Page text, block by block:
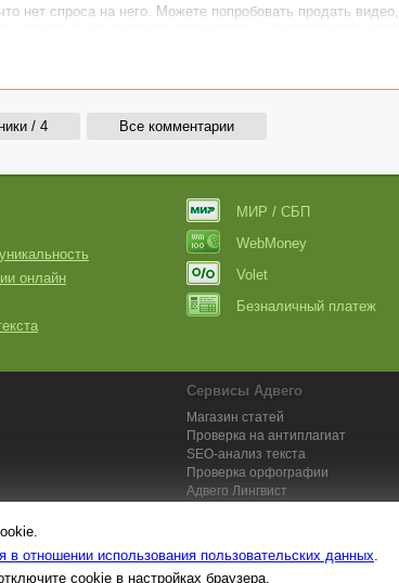
нет спроса на него. Можете попробовать продать
будет в данном случае нарушением, почти точно так же
/ 4 Все комментарии
онлайн
МИР / СБП
WebMoney
Volet
Безналичный платеж
Сервисы Адвего
Магазин статей
Проверка на антиплагиат
SEO-анализ текста
Проверка орфографии
Адвего Лингвист
в отношении использования пользовательских данных
cookie в настройках браузера.